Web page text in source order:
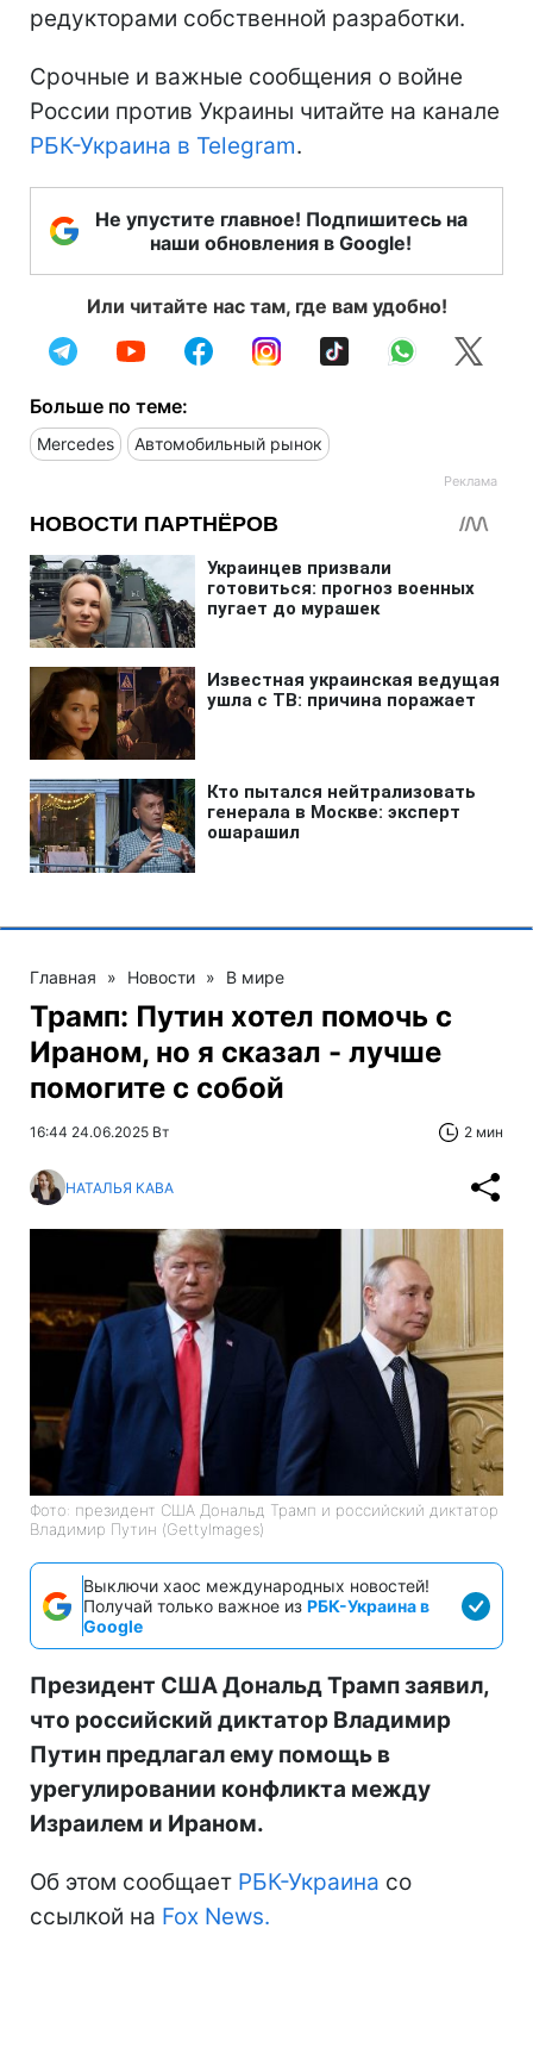
редукторами собственной разработки.
Срочные и важные сообщения о войне
России против Украины читайте на канале
РБК-Украина в Telegram.
Не упустите главное! Подпишитесь на
наши обновления в Google!
Или читайте нас там, где вам удобно!
Больше по теме:
Mercedes Автомобильный рынок
Главная » Новости » В мире
Трамп: Путин хотел помочь с
Ираном, но я сказал - лучше
помогите с собой
16:44 24.06.2025 Вт 2 мин
НАТАЛЬЯ КАВА
Фото: президент США Дональд Трамп и российский диктатор
Владимир Путин (GettyImages)
Выключи хаос международных новостей!
Получай только важное из РБК-Украина в
Google
Президент США Дональд Трамп заявил,
что российский диктатор Владимир
Путин предлагал ему помощь в
урегулировании конфликта между
Израилем и Ираном.
Об этом сообщает РБК-Украина со
ссылкой на Fox News.